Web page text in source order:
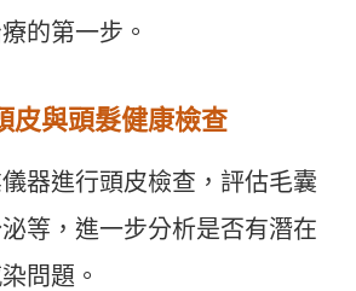
的第一步。
皮與頭髮健康檢查
器進行頭皮檢查，評估毛囊
等，進一步分析是否有潛在
問題。